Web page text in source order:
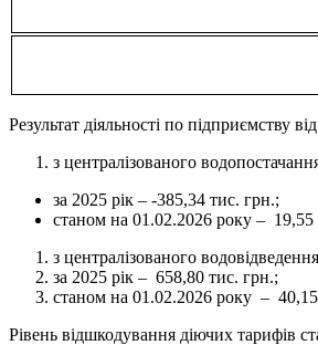
Результат діяльності по підприємству
з централізованого
за 2025 рік – -385,34 тис. грн.;
станом на 01.02.2026 року – 19,55
з централізованого
за 2025 рік – 658,80 тис. грн.;
станом на 01.02.2026 року –
Рівень відшкодування діючих тарифів